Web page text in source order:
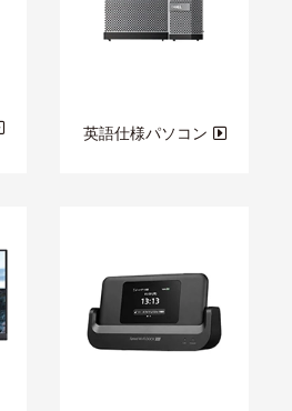
英語仕様パソコン